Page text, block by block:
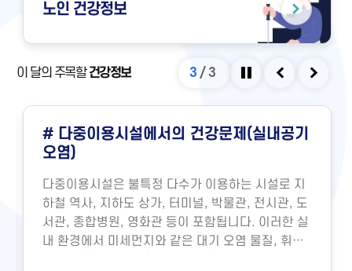
노인 건강정보
이 달의 주목할건강정보 3 /3
# 다중이용시설에서의 건강문제(실내공기
오염)
다중이용시설은 불특정 다수가 이용하는 시설로 지
하철 역사, 지하도 상가, 터미널, 박물관, 전시관, 도
서관, 종합병원, 영화관 등이 포함됩니다. 이러한 실
내 환경에서 미세먼지와 같은 대기 오염 물질, 휘발